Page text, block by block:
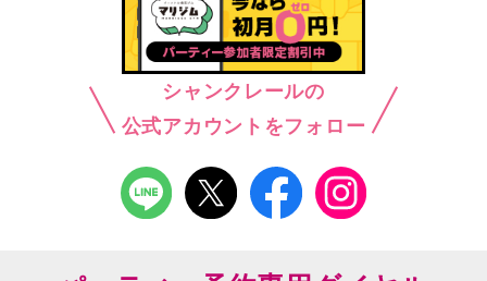
シャンクレールの
公式アカウントをフォロー